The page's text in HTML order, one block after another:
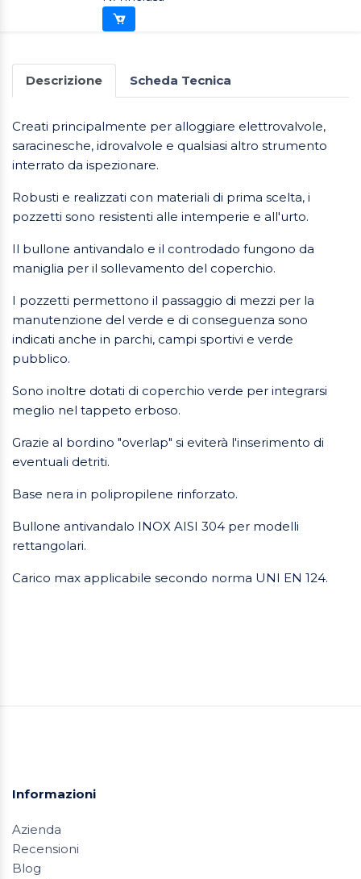
Descrizione Scheda Tecnica
Creati principalmente per alloggiare elettrovalvole,
saracinesche, idrovalvole e qualsiasi altro strumento
interrato da ispezionare.
Robusti e realizzati con materiali di prima scelta, i
pozzetti sono resistenti alle intemperie e all'urto.
Il bullone antivandalo e il controdado fungono da
maniglia per il sollevamento del coperchio.
I pozzetti permettono il passaggio di mezzi per la
manutenzione del verde e di conseguenza sono
indicati anche in parchi, campi sportivi e verde
pubblico.
Sono inoltre dotati di coperchio verde per integrarsi
meglio nel tappeto erboso.
Grazie al bordino "overlap" si eviterà l'inserimento di
eventuali detriti.
Base nera in polipropilene rinforzato.
Bullone antivandalo INOX AISI 304 per modelli
rettangolari.
Carico max applicabile secondo norma UNI EN 124.
Informazioni
Azienda
Recensioni
Blog